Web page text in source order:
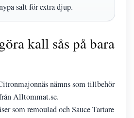
salt för extra djup.
kall sås på bara
nämns som tillbehör
Alltommat.se.
som remoulad och Sauce Tartare